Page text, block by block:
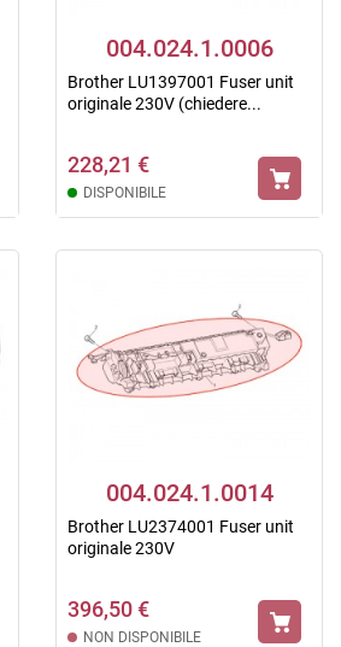
004.024.1.0006
Brother LU1397001 Fuser unit
originale 230V (chiedere...
228,21 €
DISPONIBILE
004.024.1.0014
Brother LU2374001 Fuser unit
originale 230V
396,50 €
NON DISPONIBILE